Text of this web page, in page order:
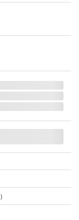
送となります。
する場合がござい
のおまとめ出品
認をお願い申し上
材の一部に目印を